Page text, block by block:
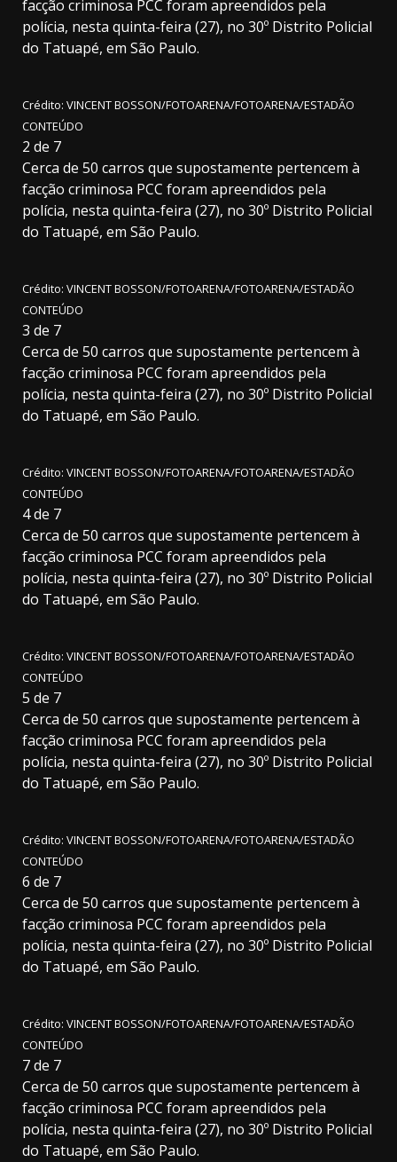
facção criminosa PCC foram apreendidos pela
polícia, nesta quinta-feira (27), no 30º Distrito Policial
do Tatuapé, em São Paulo.
Crédito: VINCENT BOSSON/FOTOARENA/FOTOARENA/ESTADÃO
CONTEÚDO
2 de 7
Cerca de 50 carros que supostamente pertencem à
facção criminosa PCC foram apreendidos pela
polícia, nesta quinta-feira (27), no 30º Distrito Policial
do Tatuapé, em São Paulo.
Crédito: VINCENT BOSSON/FOTOARENA/FOTOARENA/ESTADÃO
CONTEÚDO
3 de 7
Cerca de 50 carros que supostamente pertencem à
facção criminosa PCC foram apreendidos pela
polícia, nesta quinta-feira (27), no 30º Distrito Policial
do Tatuapé, em São Paulo.
Crédito: VINCENT BOSSON/FOTOARENA/FOTOARENA/ESTADÃO
CONTEÚDO
4de 7
Cerca de 50 carros que supostamente pertencem à
facção criminosa PCC foram apreendidos pela
polícia, nesta quinta-feira (27), no 30º Distrito Policial
do Tatuapé, em São Paulo.
Crédito: VINCENT BOSSON/FOTOARENA/FOTOARENA/ESTADÃO
CONTEÚDO
5 de 7
Cerca de 50 carros que supostamente pertencem à
facção criminosa PCC foram apreendidos pela
polícia, nesta quinta-feira (27), no 30º Distrito Policial
do Tatuapé, em São Paulo.
Crédito: VINCENT BOSSON/FOTOARENA/FOTOARENA/ESTADÃO
CONTEÚDO
6 de 7
Cerca de 50 carros que supostamente pertencem à
facção criminosa PCC foram apreendidos pela
polícia, nesta quinta-feira (27), no 30º Distrito Policial
do Tatuapé, em São Paulo.
Crédito: VINCENT BOSSON/FOTOARENA/FOTOARENA/ESTADÃO
CONTEÚDO
7de 7
Cerca de 50 carros que supostamente pertencem à
facção criminosa PCC foram apreendidos pela
polícia, nesta quinta-feira (27), no 30º Distrito Policial
do Tatuapé, em São Paulo.